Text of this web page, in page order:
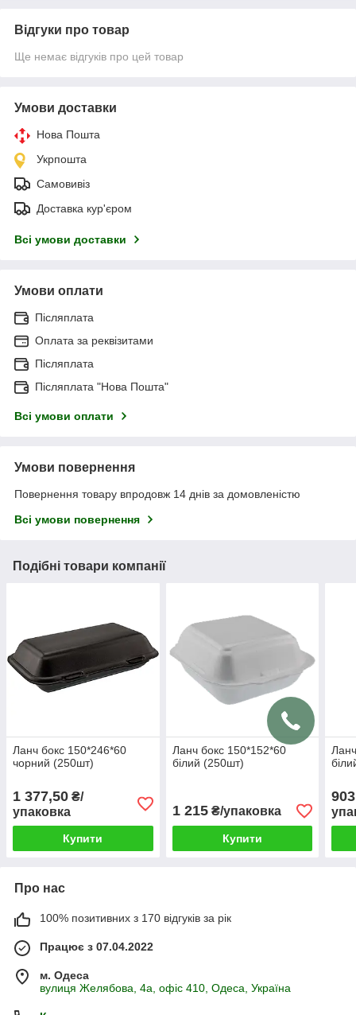
Відгуки про товар
Ще немає відгуків про цей товар
Умови доставки
Нова Пошта
Укрпошта
Самовивіз
Доставка кур'єром
Всі умови доставки
Умови оплати
Післяплата
Оплата за реквізитами
Післяплата
Післяплата "Нова Пошта"
Всі умови оплати
Умови повернення
Повернення товару впродовж 14 днів за домовленістю
Всі умови повернення
Подібні товари компанії
Ланч бокс 150*246*60
чорний (250шт)
1 377,50 ₴/
упаковка
Купити
Ланч бокс 150*152*60
білий (250шт)
1 215₴/упаковка
Купити
Про нас
100% позитивних з 170 відгуків за рік
Працює з 07.04.2022
м. Одеса
вулиця Желябова, 4а, офіс 410, Одеса, Україна